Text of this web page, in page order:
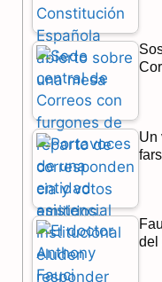
o
o
k
a
Un
del